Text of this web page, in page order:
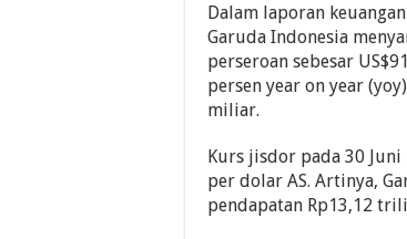
Dalam laporan
Garuda Indonesia
perseroan sebesar
persen year on year
miliar.
Kurs jisdor pada 30
per dolar AS. Artinya,
pendapatan Rp13,12